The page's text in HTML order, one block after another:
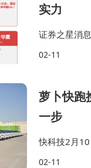
实力
证券之星消
的《南京银
02-11
萝卜快跑
一步
快科技2月
拜正式推出
02-11